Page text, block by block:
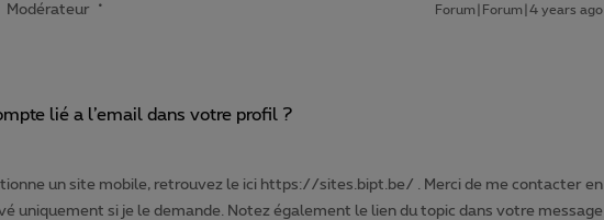
Modérateur Forum|Forum|4 years ago
lié a l’email dans votre profil ?
un site mobile, retrouvez le ici https://sites.bipt.be/ . Merci de me contacter en
uniquement si je le demande. Notez également le lien du topic dans votre message